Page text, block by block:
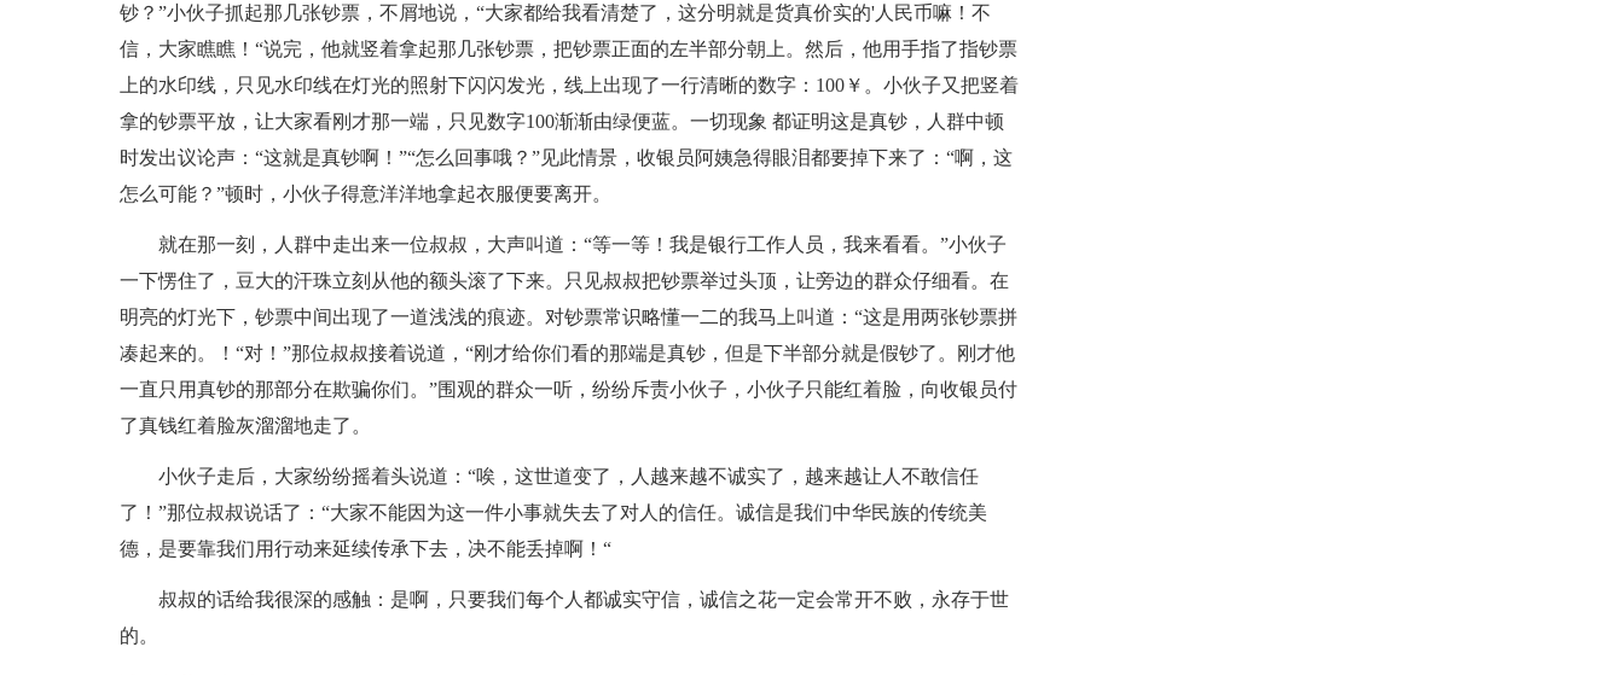
钞？”小伙子抓起那几张钞票，不屑地说，“大家都给我看清楚了，这分明就是货真价实的'人民币嘛！不
信，大家瞧瞧！“说完，他就竖着拿起那几张钞票，把钞票正面的左半部分朝上。然后，他用手指了指钞票
上的水印线，只见水印线在灯光的照射下闪闪发光，线上出现了一行清晰的数字：100￥。小伙子又把竖着
拿的钞票平放，让大家看刚才那一端，只见数字100渐渐由绿便蓝。一切现象 都证明这是真钞，人群中顿
时发出议论声：“这就是真钞啊！”“怎么回事哦？”见此情景，收银员阿姨急得眼泪都要掉下来了：“啊，这
怎么可能？”顿时，小伙子得意洋洋地拿起衣服便要离开。
就在那一刻，人群中走出来一位叔叔，大声叫道：“等一等！我是银行工作人员，我来看看。”小伙子
一下愣住了，豆大的汗珠立刻从他的额头滚了下来。只见叔叔把钞票举过头顶，让旁边的群众仔细看。在
明亮的灯光下，钞票中间出现了一道浅浅的痕迹。对钞票常识略懂一二的我马上叫道：“这是用两张钞票拼
凑起来的。！“对！”那位叔叔接着说道，“刚才给你们看的那端是真钞，但是下半部分就是假钞了。刚才他
一直只用真钞的那部分在欺骗你们。”围观的群众一听，纷纷斥责小伙子，小伙子只能红着脸，向收银员付
了真钱红着脸灰溜溜地走了。
小伙子走后，大家纷纷摇着头说道：“唉，这世道变了，人越来越不诚实了，越来越让人不敢信任
了！”那位叔叔说话了：“大家不能因为这一件小事就失去了对人的信任。诚信是我们中华民族的传统美
德，是要靠我们用行动来延续传承下去，决不能丢掉啊！“
叔叔的话给我很深的感触：是啊，只要我们每个人都诚实守信，诚信之花一定会常开不败，永存于世
的。